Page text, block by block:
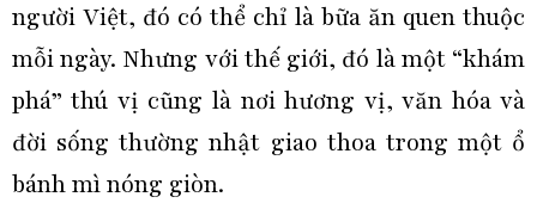
người Việt, đó có thể chỉ là bữa ăn quen thuộc
mỗi ngày. Nhưng với thế giới, đó là một “khám
phá” thú vị cũng là nơi hương vị, văn hóa và
đời sống thường nhật giao thoa trong một ổ
bánh mì nóng giòn.